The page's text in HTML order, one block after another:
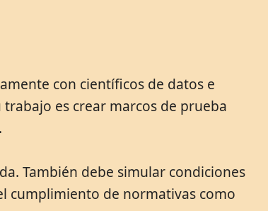
con científicos de datos e
es crear marcos de prueba
También debe simular condiciones
cumplimiento de normativas como